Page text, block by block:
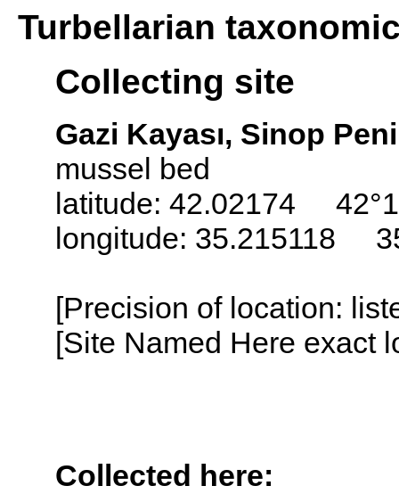
Turbellarian
Collecting site
Gazi Kayası, Sinop
mussel bed
latitude: 42.02174
longitude: 35.215118
[Precision of location:
[Site Named Here exact
Collected here: